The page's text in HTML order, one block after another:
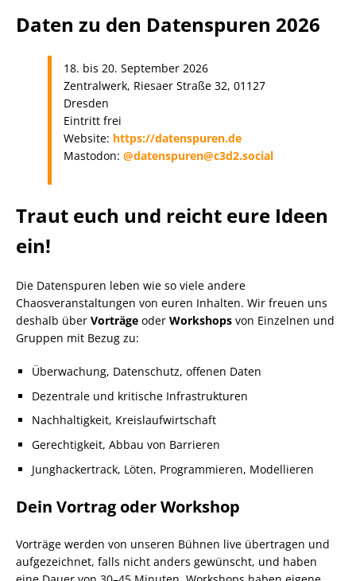
Daten zu den Datenspuren 2026
18. bis 20. September 2026
Zentralwerk, Riesaer Straße 32, 01127
Dresden
Eintritt frei
Website: https://datenspuren.de
Mastodon: @datenspuren@c3d2.social
Traut euch und reicht eure Ideen
ein!
Die Datenspuren leben wie so viele andere
Chaosveranstaltungen von euren Inhalten. Wir freuen uns
deshalb über Vorträge oder Workshops von Einzelnen und
Gruppen mit Bezug zu:
Überwachung, Datenschutz, offenen Daten
Dezentrale und kritische Infrastrukturen
Nachhaltigkeit, Kreislaufwirtschaft
Gerechtigkeit, Abbau von Barrieren
Junghackertrack, Löten, Programmieren, Modellieren
Dein Vortrag oder Workshop
Vorträge werden von unseren Bühnen live übertragen und
aufgezeichnet, falls nicht anders gewünscht, und haben